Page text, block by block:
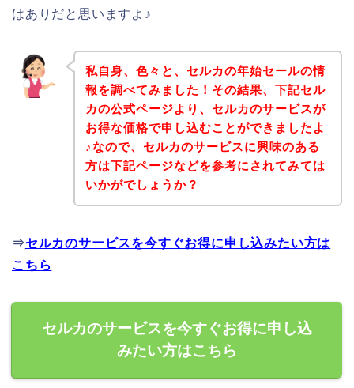
はありだと思いますよ♪
私自身、色々と、セルカの年始セールの情
報を調べてみました！その結果、下記セル
カの公式ページより、セルカのサービスが
お得な価格で申し込むことができましたよ
♪なので、セルカのサービスに興味のある
方は下記ページなどを参考にされてみては
いかがでしょうか？
⇒セルカのサービスを今すぐお得に申し込みたい方は
こちら
セルカのサービスを今すぐお得に申し込
みたい方はこちら